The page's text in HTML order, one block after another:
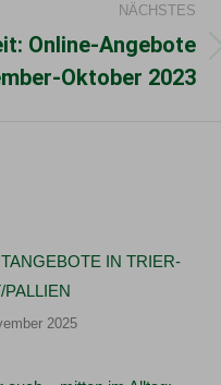
NÄCHSTES
Online-Angebote
Oktober 2023
IN TRIER-
PALLIEN
2025